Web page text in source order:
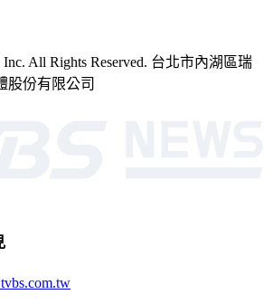
All Rights Reserved. 台北市內湖區瑞
股份有限公司